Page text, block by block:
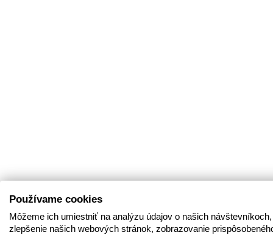
Používame cookies
Môžeme ich umiestniť na analýzu údajov o našich
zlepšenie našich webových stránok, zobrazovanie